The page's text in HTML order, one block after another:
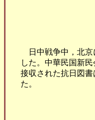
日中戦争中，北京
した。中華民国新
接収された抗日図
た。